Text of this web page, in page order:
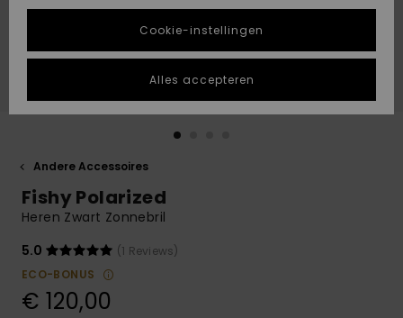
Highlights
Highlights
gesprek om het
snelste
vraag te
krijgen.
Gesprek
antwoorden op
de meest
vragen en ons
contactformulier.
DUURZAAMHEID
STORE LOCATOR
VERLANGLIJST
Andere Accessoires
Fishy Polarized
Heren Zwart Zonnebril
5.0
(1 Reviews)
ECO-BONUS
€ 120,00
Cookie-instellingen
Alles accepteren